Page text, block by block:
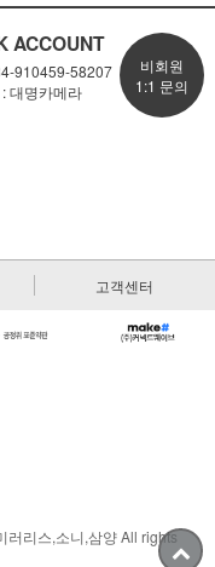
ACCOUNT
910459-58207
대명카메라
비회원
1:1 문의
고객센터
리스,소니,삼양 All rights